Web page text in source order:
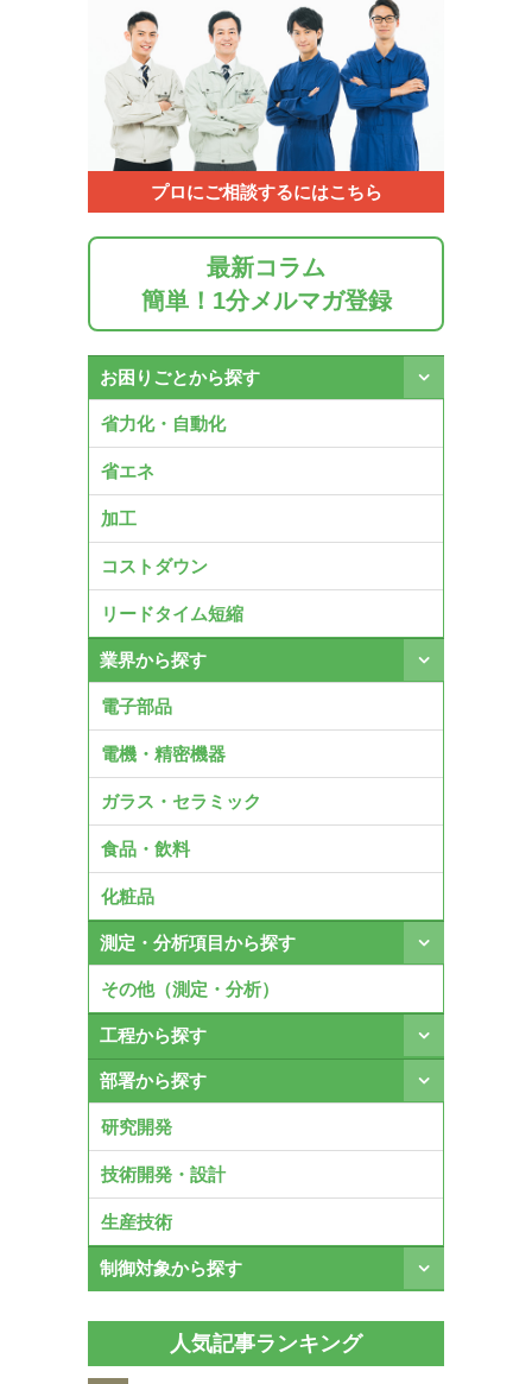
プロにご相談するにはこちら
最新コラム
簡単！1分メルマガ登録
お困りごとから探す
省力化・自動化
省エネ
加工
コストダウン
リードタイム短縮
業界から探す
電子部品
電機・精密機器
ガラス・セラミック
食品・飲料
化粧品
測定・分析項目から探す
その他（測定・分析）
工程から探す
部署から探す
研究開発
技術開発・設計
生産技術
制御対象から探す
人気記事ランキング